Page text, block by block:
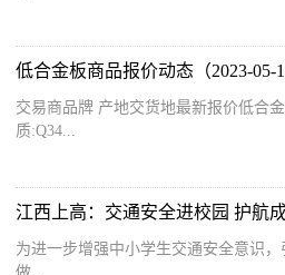
低合金板商品报价动态（2023-05-
交易商品牌 产地交货地最新报价低合
质:Q34...
江西上高：交通安全进校园 护航
为进一步增强中小学生交通安全意识，